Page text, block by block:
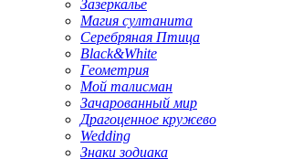
Зазеркалье
Магия султанита
Серебряная Птица
Black&White
Геометрия
Мой талисман
Зачарованный мир
Драгоценное кружево
Wedding
Знаки зодиака